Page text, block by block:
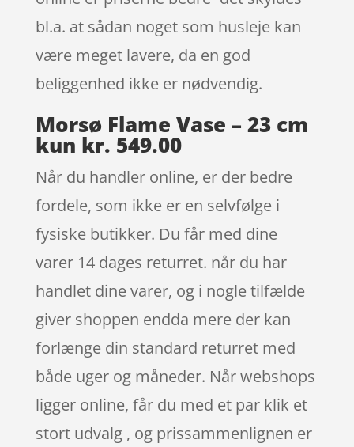
bl.a. at sådan noget som husleje kan
være meget lavere, da en god
beliggenhed ikke er nødvendig.
Morsø Flame Vase – 23 cm
kun kr. 549.00
Når du handler online, er der bedre
fordele, som ikke er en selvfølge i
fysiske butikker. Du får med dine
varer 14 dages returret. når du har
handlet dine varer, og i nogle tilfælde
giver shoppen endda mere der kan
forlænge din standard returret med
både uger og måneder. Når webshops
ligger online, får du med et par klik et
stort udvalg , og prissammenlignen er